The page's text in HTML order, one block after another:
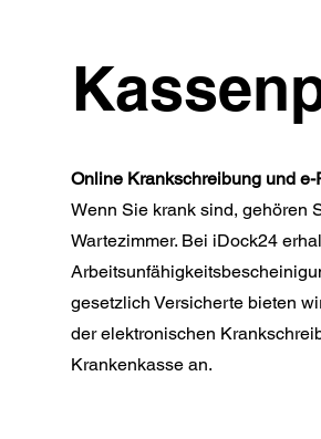
Online Krankschreibung und
Wenn Sie krank sind, gehören
Wartezimmer. Bei iDock24
gesetzlich Versicherte bieten
der elektronischen
Krankenkasse an.